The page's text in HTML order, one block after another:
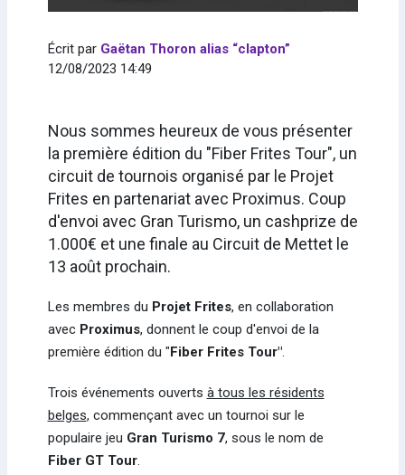
Écrit par Gaëtan Thoron alias “clapton”
12/08/2023 14:49
Nous sommes heureux de vous présenter
la première édition du "Fiber Frites Tour", un
circuit de tournois organisé par le Projet
Frites en partenariat avec Proximus. Coup
d'envoi avec Gran Turismo, un cashprize de
1.000€ et une finale au Circuit de Mettet le
13 août prochain.
Les membres du Projet Frites, en collaboration
avec Proximus, donnent le coup d'envoi de la
première édition du "Fiber Frites Tour".
Trois événements ouverts à tous les résidents
belges, commençant avec un tournoi sur le
populaire jeu Gran Turismo 7, sous le nom de
Fiber GT Tour.